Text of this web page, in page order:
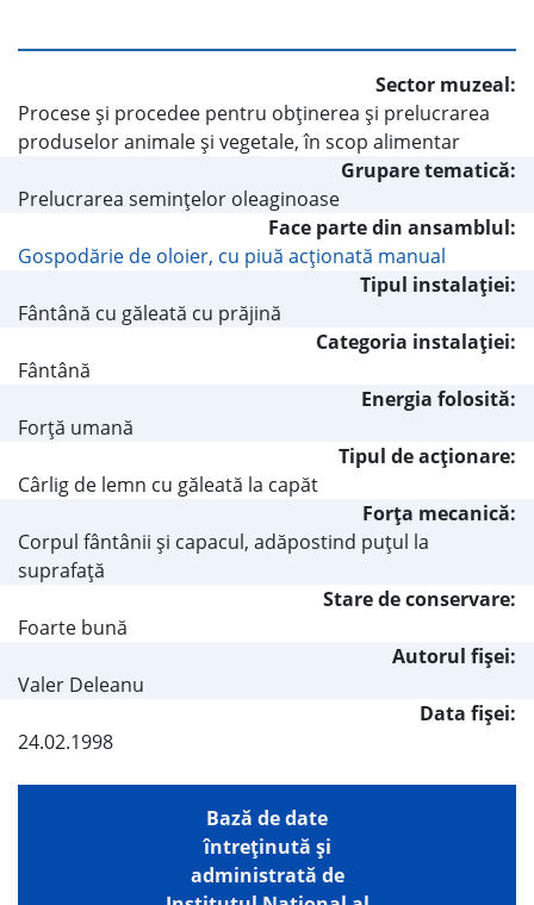
Sector muzeal:
Procese şi procedee pentru obţinerea şi prelucrarea
produselor animale şi vegetale, în scop alimentar
Grupare tematică:
Prelucrarea seminţelor oleaginoase
Face parte din ansamblul:
Gospodărie de oloier, cu piuă acţionată manual
Tipul instalaţiei:
Fântână cu găleată cu prăjină
Categoria instalaţiei:
Fântână
Energia folosită:
Forţă umană
Tipul de acţionare:
Cârlig de lemn cu găleată la capăt
Forţa mecanică:
Corpul fântânii şi capacul, adăpostind puţul la
suprafaţă
Stare de conservare:
Foarte bună
Autorul fişei:
Valer Deleanu
Data fișei:
24.02.1998
Bază de date
întreţinută şi
administrată de